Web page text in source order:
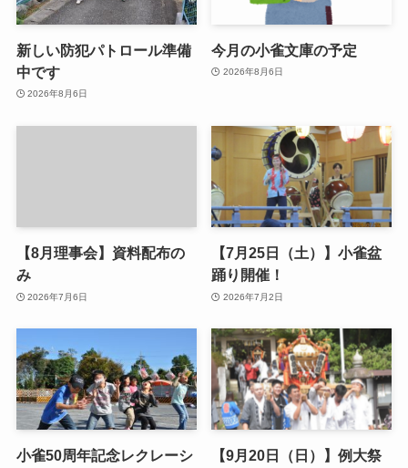
新しい防犯パトロール準備
中です
2026年8月6日
今月の小雀文庫の予定
2026年8月6日
【8月理事会】資料配布の
み
2026年7月6日
【7月25日（土）】小雀盆
踊り開催！
2026年7月2日
小雀50周年記念レクレーシ
【9月20日（日）】例大祭